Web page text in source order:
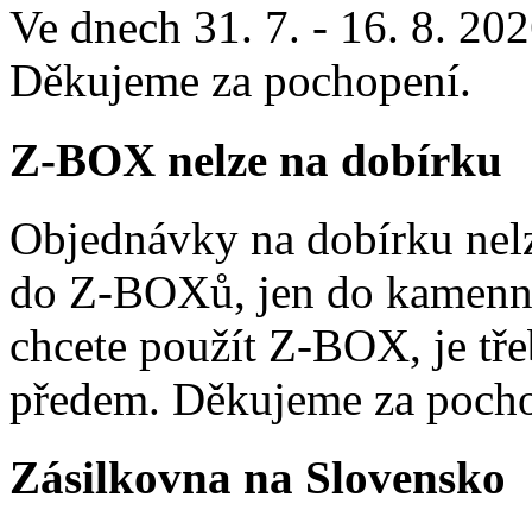
Ve dnech 31. 7. - 16. 8.
Děkujeme za pochopení.
Z-BOX nelze na dobírku
Objednávky na dobírku
do Z-BOXů, jen do
chcete použít Z-BOX, je
předem. Děkujeme za
Zásilkovna na Slovensko